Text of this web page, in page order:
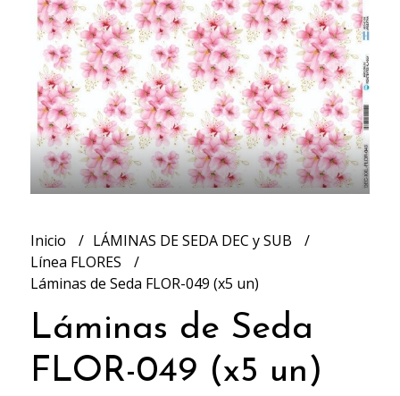
Inicio
LÁMINAS DE SEDA DEC y SUB
Línea FLORES
Láminas de Seda FLOR-049 (x5 un)
Láminas de Seda
FLOR-049 (x5 un)